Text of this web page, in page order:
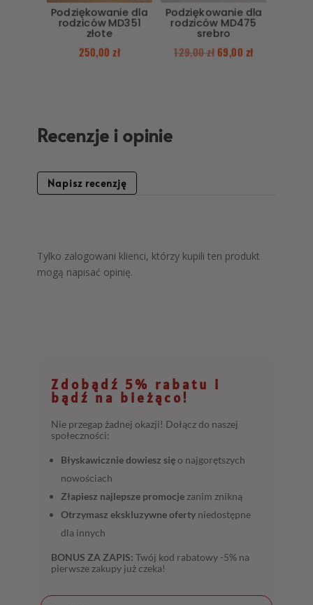
Podziękowanie dla
rodziców MD351
złote
250,00zł
Podziękowanie dla
rodziców MD475
srebro
129,00 zł69,00 zł
Recenzje i opinie
Napisz recenzję
Tylko zalogowani klienci, którzy kupili ten produkt
mogą napisać opinię.
Zdobądź 5% rabatu i
bądź na bieżąco!
Nie przegap żadnej okazji! Dołącz do naszej
społeczności:
Błyskawicznie dowiesz sięo najgorętszych
nowościach
Złapiesz najlepsze promocje zanim znikną
Otrzymasz ekskluzywne oferty niedostępne
dla innych
BONUS ZA ZAPIS: Twój kod rabatowy -5% na
pierwsze zakupy już czeka!